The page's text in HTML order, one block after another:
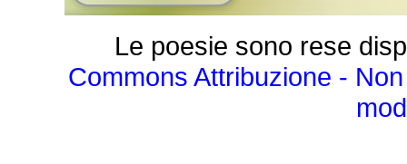
Le poesie sono rese
Commons Attribuzione -